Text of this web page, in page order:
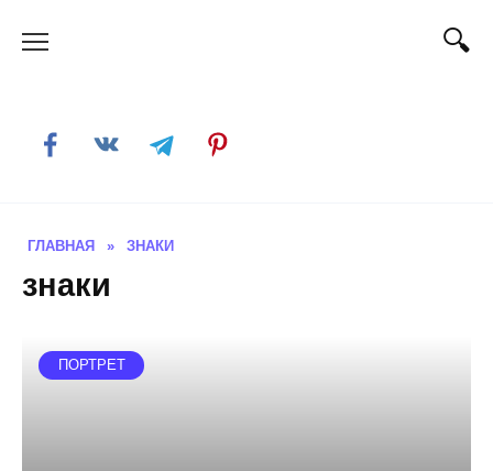
ГЛАВНАЯ » ЗНАКИ
знаки
ПОРТРЕТ